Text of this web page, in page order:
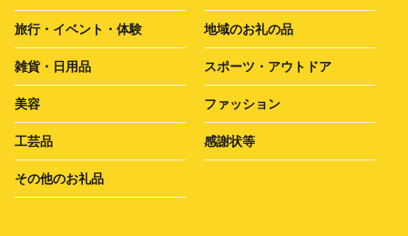
旅行・イベント・体験 地域のお礼の品
雑貨・日用品 スポーツ・アウトドア
美容 ファッション
工芸品 感謝状等
その他のお礼品